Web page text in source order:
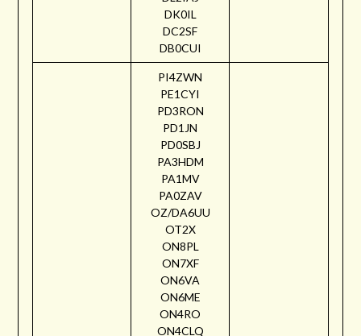
DK0IL
DC2SF
DB0CUI
PI4ZWN
PE1CYI
PD3RON
PD1JN
PD0SBJ
PA3HDM
PA1MV
PA0ZAV
OZ/DA6UU
OT2X
ON8PL
ON7XF
ON6VA
ON6ME
ON4RO
ON4CLQ